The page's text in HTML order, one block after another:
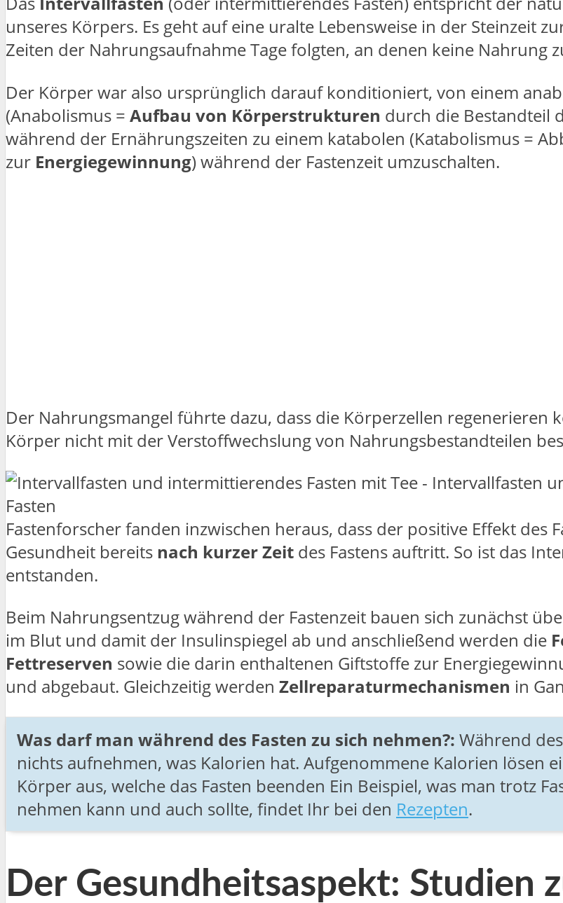
unseres Körpers. Es geht auf eine uralte Lebensweise in der Steinzeit
Zeiten der Nahrungsaufnahme Tage folgten, an denen keine Nahrung
Der Körper war also ursprünglich darauf konditioniert, von einem
(Anabolismus = Aufbau von Körperstrukturen durch die Bestandteil
während der Ernährungszeiten zu einem katabolen (Katabolismus =
zur Energiegewinnung) während der Fastenzeit umzuschalten.
Der Nahrungsmangel führte dazu, dass die Körperzellen regenerieren
Körper nicht mit der Verstoffwechslung von Nahrungsbestandteilen
Fastenforscher fanden inzwischen heraus, dass der positive Effekt des
Gesundheit bereits nach kurzer Zeit des Fastens auftritt. So ist das
entstanden.
Beim Nahrungsentzug während der Fastenzeit bauen sich zunächst
im Blut und damit der Insulinspiegel ab und anschließend werden die
Fettreserven sowie die darin enthaltenen Giftstoffe zur
und abgebaut. Gleichzeitig werden Zellreparaturmechanismen in
Was darf man während des Fasten zu sich nehmen?: Während
nichts aufnehmen, was Kalorien hat. Aufgenommene Kalorien lösen
Körper aus, welche das Fasten beenden Ein Beispiel, was man trotz
nehmen kann und auch sollte, findet Ihr bei den Rezepten.
Der Gesundheitsaspekt: Studien